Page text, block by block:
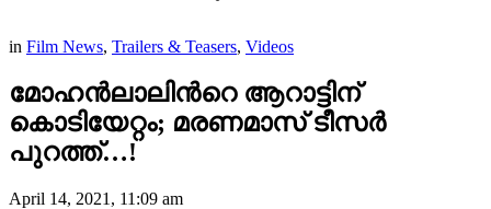
in Film News, Trailers & Teasers, Videos
മോഹൻലാലിന്‍റെ ആറാട്ടിന്
കൊടിയേറ്റം; മരണമാസ് ടീസർ
പുറത്ത്…!
April 14, 2021, 11:09 am